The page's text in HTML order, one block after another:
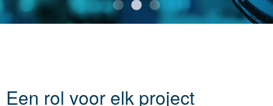
Een rol voor elk project